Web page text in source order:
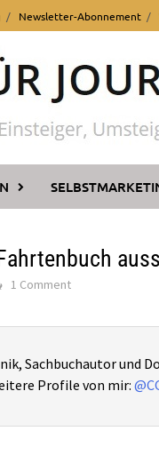
Newsletter-Abonnement
1 Comment
Sachbuchautor und
Profile von mir: